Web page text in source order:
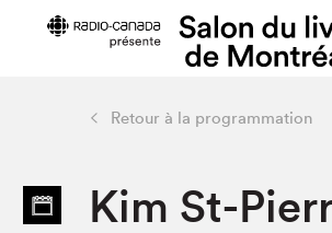
Horaires et tarifs
Retour à la programmation
Kim St-